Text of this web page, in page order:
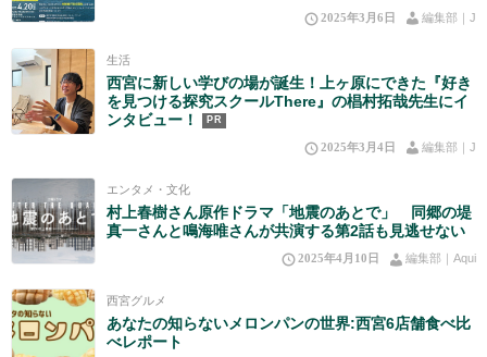
2025年3月6日 編集部｜J
生活
西宮に新しい学びの場が誕生！上ヶ原にできた『好き
を見つける探究スクールThere』の椙村拓哉先生にイ
ンタビュー！
PR
2025年3月4日 編集部｜J
エンタメ・文化
村上春樹さん原作ドラマ「地震のあとで」 同郷の堤
真一さんと鳴海唯さんが共演する第2話も見逃せない
2025年4月10日 編集部｜Aqui
西宮グルメ
あなたの知らないメロンパンの世界:西宮6店舗食べ比
べレポート